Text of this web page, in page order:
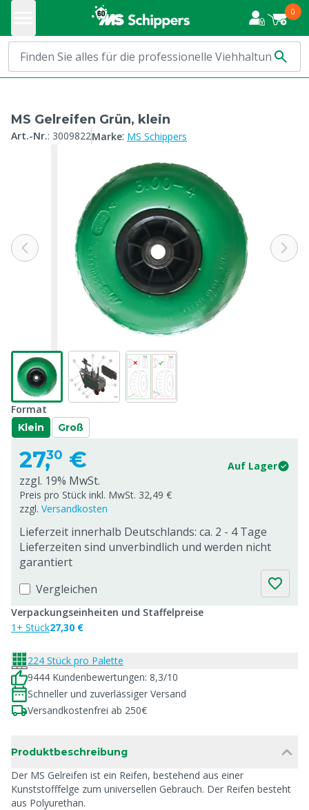
0
MS Gelreifen Grün, klein
Art.-Nr.: 3009822Marke: MS Schippers
Format
Klein Groß
27,30 € Auf Lager
zzgl. 19% MwSt.
Preis pro Stück inkl. MwSt. 32,49 €
zzgl. Versandkosten
Lieferzeit innerhalb Deutschlands: ca. 2 - 4 Tage
Lieferzeiten sind unverbindlich und werden nicht
garantiert
Vergleichen
Verpackungseinheiten und Staffelpreise
1+ Stück27,30 €
224 Stück pro Palette
9444 Kundenbewertungen: 8,3/10
Schneller und zuverlässiger Versand
Versandkostenfrei ab 250€
Produktbeschreibung
Der MS Gelreifen ist ein Reifen, bestehend aus einer
Kunststofffelge zum universellen Gebrauch. Der Reifen besteht
aus Polyurethan.